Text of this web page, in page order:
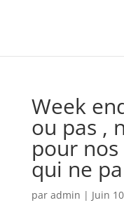
Week
ou pas ,
pour
qui ne
par admin | Juin